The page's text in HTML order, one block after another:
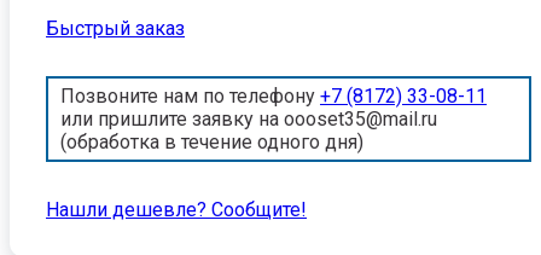
Быстрый заказ
Позвоните нам по телефону +7 (8172) 33-08-11
или пришлите заявку на oooset35@mail.ru
(обработка в течение одного дня)
Нашли дешевле? Cообщите!